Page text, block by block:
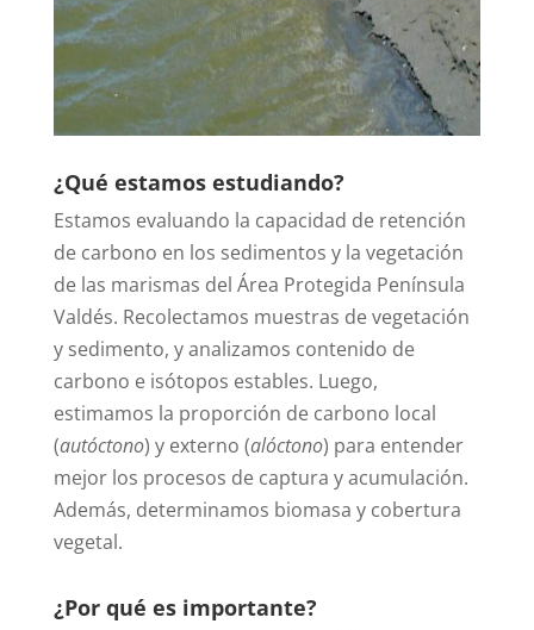
¿Qué estamos estudiando?
Estamos evaluando la capacidad de retención
de carbono en los sedimentos y la vegetación
de las marismas del Área Protegida Península
Valdés. Recolectamos muestras de vegetación
y sedimento, y analizamos contenido de
carbono e isótopos estables. Luego,
estimamos la proporción de carbono local
(autóctono) y externo (alóctono) para entender
mejor los procesos de captura y acumulación.
Además, determinamos biomasa y cobertura
vegetal.
¿Por qué es importante?